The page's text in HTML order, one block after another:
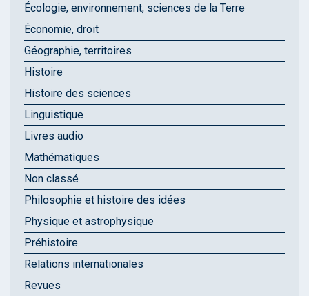
Écologie, environnement, sciences de la Terre
Économie, droit
Géographie, territoires
Histoire
Histoire des sciences
Linguistique
Livres audio
Mathématiques
Non classé
Philosophie et histoire des idées
Physique et astrophysique
Préhistoire
Relations internationales
Revues